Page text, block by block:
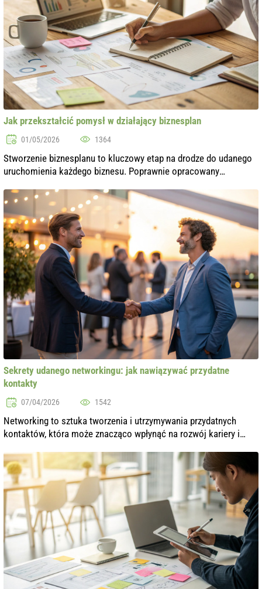
Jak przekształcić pomysł w działający biznesplan
01/05/2026 1364
Stworzenie biznesplanu to kluczowy etap na drodze do udanego
uruchomienia każdego biznesu. Poprawnie opracowany
przyciąga potencjalnych in...
Sekrety udanego networkingu: jak nawiązywać przydatne
kontakty
07/04/2026 1542
Networking to sztuka tworzenia i utrzymywania przydatnych
kontaktów, która może znacząco wpłynąć na rozwój kariery i
rozprzestrzeniają si...